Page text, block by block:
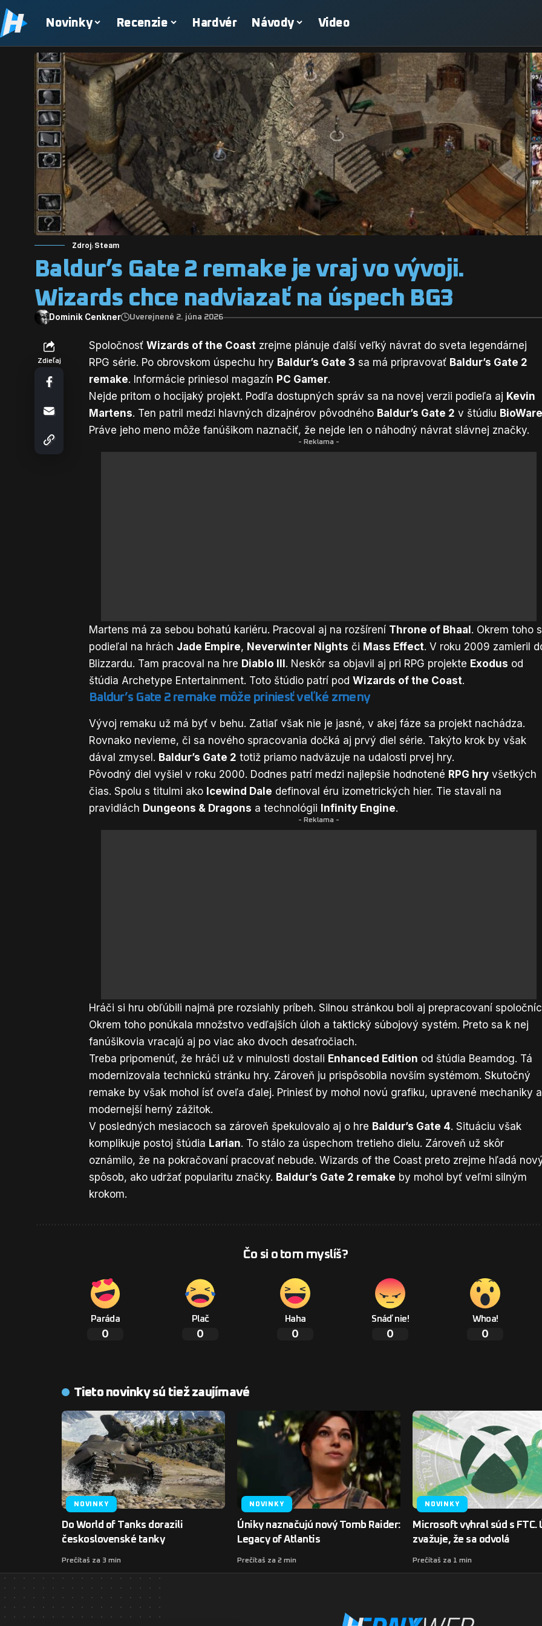
Novinky Recenzie Hardvér Návody Video
Zdroj: Steam
Baldur’s Gate 2 remake je vraj vo vývoji.
Wizards chce nadviazať na úspech BG3
Dominik Cenkner Uverejnené 2. júna 2026
Zdieľaj
SpoločnosťWizards of the Coast zrejme plánuje ďalší veľký návrat do sveta legendárnej
RPG série. Po obrovskom úspechu hry Baldur’s Gate 3 sa má pripravovať Baldur’s Gate 2
remake. Informácie priniesol magazín PC Gamer.
Nejde pritom o hocijaký projekt. Podľa dostupných správ sa na novej verzii podieľa aj Kevin
Martens. Ten patril medzi hlavných dizajnérov pôvodného Baldur’s Gate 2 v štúdiu
Práve jeho meno môže fanúšikom naznačiť, že nejde len o náhodný návrat slávnej značky.
- Reklama -
Martens má za sebou bohatú kariéru. Pracoval aj na rozšírení Throne of Bhaal . Okrem toho
podieľal na hrách Jade Empire, Neverwinter Nights či Mass Effect. V roku 2009 zamieril
Blizzardu. Tam pracoval na hre Diablo III . Neskôr sa objavil aj pri RPG projekte Exodus od
štúdia Archetype Entertainment. Toto štúdio patrí podWizards of the Coast.
Baldur’s Gate 2 remake môže priniesť veľké zmeny
Vývoj remaku už má byť v behu. Zatiaľ však nie je jasné, v akej fáze sa projekt nachádza.
Rovnako nevieme, či sa nového spracovania dočká aj prvý diel série. Takýto krok by však
dával zmysel. Baldur’s Gate 2 totiž priamo nadväzuje na udalosti prvej hry.
Pôvodný diel vyšiel v roku 2000. Dodnes patrí medzi najlepšie hodnotené RPG hry všetkých
čias. Spolu s titulmi ako Icewind Dale definoval éru izometrických hier. Tie stavali na
pravidlách Dungeons & Dragons a technológii Infinity Engine.
- Reklama -
Hráči si hru obľúbili najmä pre rozsiahly príbeh. Silnou stránkou boli aj prepracovaní
Okrem toho ponúkala množstvo vedľajších úloh a taktický súbojový systém. Preto sa k nej
fanúšikovia vracajú aj po viac ako dvoch desaťročiach.
Treba pripomenúť, že hráči už v minulosti dostali Enhanced Edition od štúdia Beamdog. Tá
modernizovala technickú stránku hry. Zároveň ju prispôsobila novším systémom. Skutočný
remake by však mohol ísť oveľa ďalej. Priniesť by mohol novú grafiku, upravené mechaniky a
modernejší herný zážitok.
V posledných mesiacoch sa zároveň špekulovalo aj o hre Baldur’s Gate 4. Situáciu však
komplikuje postoj štúdia Larian. To stálo za úspechom tretieho dielu. Zároveň už skôr
oznámilo, že na pokračovaní pracovať nebude. Wizards of the Coast preto zrejme hľadá
spôsob, ako udržať popularitu značky. Baldur’s Gate 2 remake by mohol byť veľmi silným
krokom.
Čo si o tom myslíš?
Paráda
0
Plač
0
Haha
0
Snáď nie!
0
Whoa!
0
Tieto novinky sú tiež zaujímavé
NOVINKY
Do World of Tanks dorazili
československé tanky
Prečítaš za 3 min
NOVINKY
Úniky naznačujú nový Tomb Raider:
Legacy of Atlantis
Prečítaš za 2 min
NOVINKY
Microsoft vyhral súd s FTC.
zvažuje, že sa odvolá
Prečítaš za 1 min